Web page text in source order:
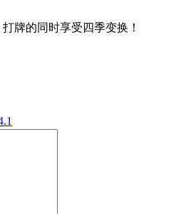
牌的同时享受四季变换！